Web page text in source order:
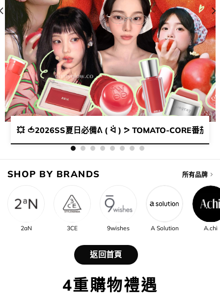
💥 🍅2026SS夏日必備ᕕ ( ᐛ ) ᕗ TOMATO-CORE番茄系
SHOP BY BRANDS 所有品牌
2aN 3CE 9wishes A Solution A.chi
返回首頁
4重購物禮遇